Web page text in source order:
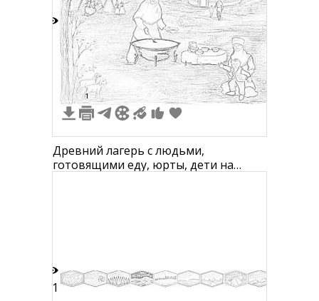
1
Древний лагерь с людьми,
готовящими еду, юрты, дети на
21